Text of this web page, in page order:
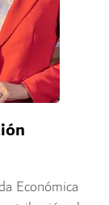
Económica